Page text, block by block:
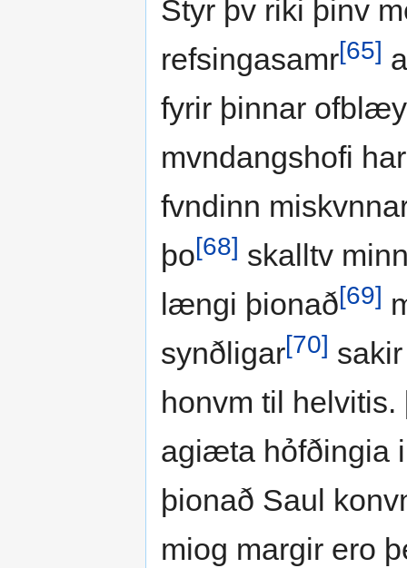
Styr þv riki þinv
refsingasamr[65]
fyrir þinnar
mvndangshofi
fvndinn
þo[68] skalltv
længi þionað[69]
synðligar[70]
honvm til
agiæta hỏfðingia
þionað Saul
miog margir ero